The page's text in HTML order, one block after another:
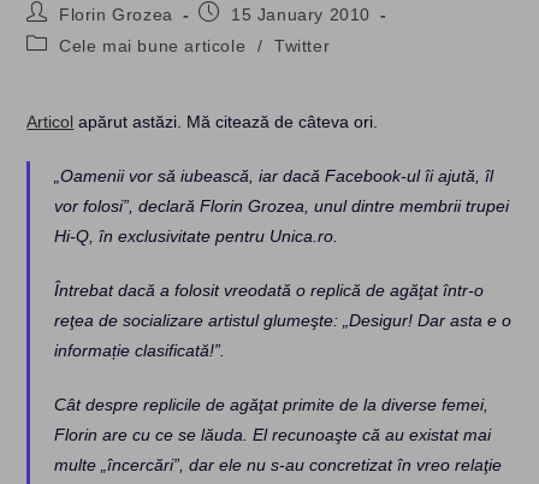
Post
author:
Florin Grozea
Post15 January 2010
PostCele mai bune articole / Twitter
Articol apărut astăzi. Mă citează de câteva ori.
„Oamenii vor să iubească, iar dacă Facebook-ul îi ajută, îl
vor folosi”, declară Florin Grozea, unul dintre membrii trupei
Hi-Q, în exclusivitate pentru Unica.ro.
Întrebat dacă a folosit vreodată o replică de agăţat într-o
reţea de socializare artistul glumeşte: „Desigur! Dar asta e o
informație clasificată!”.
Cât despre replicile de agăţat primite de la diverse femei,
Florin are cu ce se lăuda. El recunoaşte că au existat mai
multe „încercări”, dar ele nu s-au concretizat în vreo relaţie